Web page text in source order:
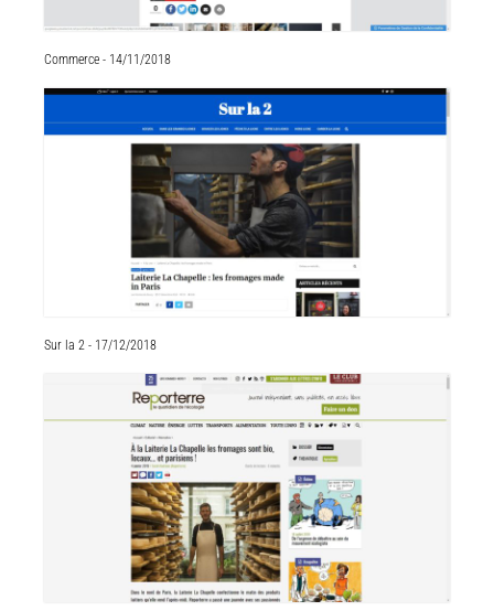
Commerce - 14/11/2018
Sur la 2 - 17/12/2018